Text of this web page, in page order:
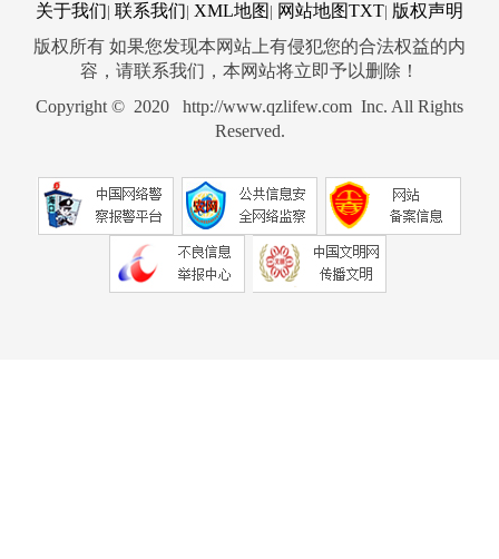
关于我们 联系我们 XML地图 网站地图TXT 版权声明
版权所有 如果您发现本网站上有侵犯您的合法权益的内
容，请联系我们，本网站将立即予以删除！
Copyright © 2020 http://www.qzlifew.com Inc. All Rights
Reserved.